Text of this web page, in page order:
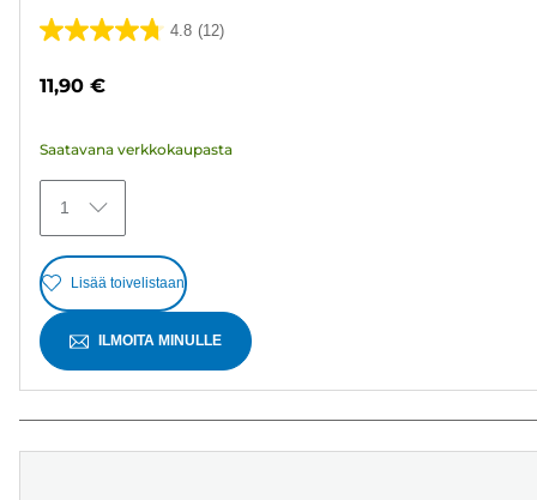
4.8 (12)
4.8/5
12
11,90 €
Saatavana verkkokaupasta
1
Lisää toivelistaan
ILMOITA MINULLE